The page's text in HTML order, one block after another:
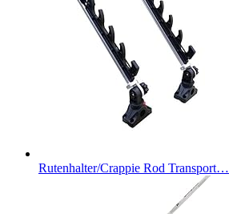
Rutenhalter/Crappie Rod Transport…